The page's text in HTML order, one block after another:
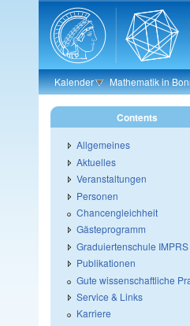
Skip to main content
Kalender Mathematik in
Contents
Allgemeines
Aktuelles
Veranstaltungen
Personen
Chancengleichheit
Gästeprogramm
Graduiertenschule IMPRS
Publikationen
Gute wissenschaftliche
Service & Links
Karriere